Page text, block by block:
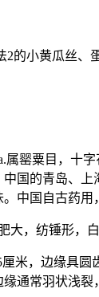
小黄瓜丝、
罂粟目，十
国的青岛、
中国自古药
，纺锤形，白
，边缘具圆
通常羽状浅